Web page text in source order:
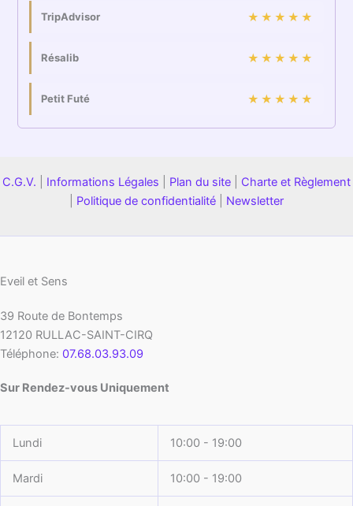
TripAdvisor ★★★★★
Résalib ★★★★★
Petit Futé ★★★★★
C.G.V. Informations Légales Plan du site
Charte et Règlement
Politique de confidentialité Newsletter
Eveil et Sens
39 Route de Bontemps
12120 RULLAC-SAINT-CIRQ
Téléphone: 07.68.03.93.09
Sur Rendez-vous Uniquement
Lundi 10:00 - 19:00
Mardi 10:00 - 19:00